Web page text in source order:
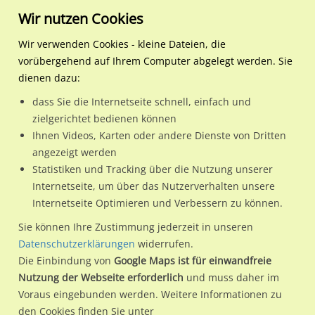
Regionale Plakatwerbung Hamburg
Hamburg, Freie und
U-Bf Langenhorn-Markt
Nutze günstige Werbemöglichkeiten am Standort U-Bf
Langenhorn-Markt SH A Ausgang P+R rechtsim Ortsteil
Langenhorn) in Hamburg, Freie und Hansestadt.
Wir erheben für jede unserer Werbeflächen individuelle und
aktuelleStandortinformationenundLeistungswerte. Damit
kannst du dich schon vor der Buchung im Detail über den
Standort, seine Reichweite und Werbewirkung sowie
Wir nutzen Cookies
Wir verwenden Cookies - kleine Dateien, die
vorübergehend auf Ihrem Computer abgelegt werden. Sie
dienen dazu:
dass Sie die Internetseite schnell, einfach und
zielgerichtet bedienen können
Ihnen Videos, Karten oder andere Dienste von Dritten
angezeigt werden
Statistiken und Tracking über die Nutzung unserer
Internetseite, um über das Nutzerverhalten unsere
Internetseite Optimieren und Verbessern zu können.
Sie können Ihre Zustimmung jederzeit in unseren
Datenschutzerklärungen widerrufen.
Die Einbindung von Google Maps ist für einwandfreie
Nutzung der Webseite erforderlich und muss daher im
Voraus eingebunden werden. Weitere Informationen zu
den Cookies finden Sie unter